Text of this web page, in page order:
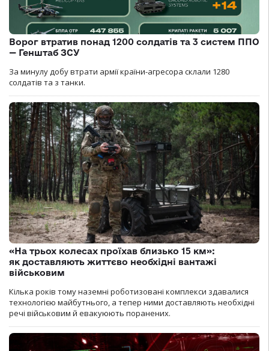
Ворог втратив понад 1200 солдатів та 3 систем ППО
— Генштаб ЗСУ
За минулу добу втрати армії країни-агресора склали 1280
солдатів та з танки.
«На трьох колесах проїхав близько 15 км»:
як доставляють життєво необхідні вантажі
військовим
Кілька років тому наземні роботизовані комплекси здавалися
технологією майбутнього, а тепер ними доставляють необхідні
речі військовим й евакуюють поранених.